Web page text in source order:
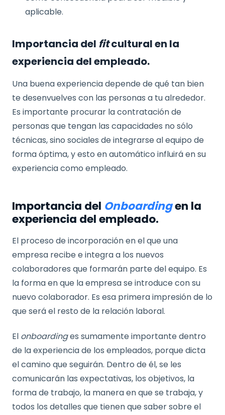
aplicable.
Importancia del fitcultural en la
experiencia del empleado.
Una buena experiencia depende de qué tan bien
te desenvuelves con las personas a tu alrededor.
Es importante procurar la contratación de
personas que tengan las capacidades no sólo
técnicas, sino sociales de integrarse al equipo de
forma óptima, y esto en automático influirá en su
experiencia como empleado.
Importancia del Onboardingen la
experiencia del empleado.
El proceso de incorporación en el que una
empresa recibe e integra a los nuevos
colaboradores que formarán parte del equipo. Es
la forma en que la empresa se introduce con su
nuevo colaborador. Es esa primera impresión de lo
que será el resto de la relación laboral.
El onboardinges sumamente importante dentro
de la experiencia de los empleados, porque dicta
el camino que seguirán. Dentro de él, se les
comunicarán las expectativas, los objetivos, la
forma de trabajo, la manera en que se trabaja, y
todos los detalles que tienen que saber sobre el